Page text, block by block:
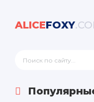
ALICEFOXY